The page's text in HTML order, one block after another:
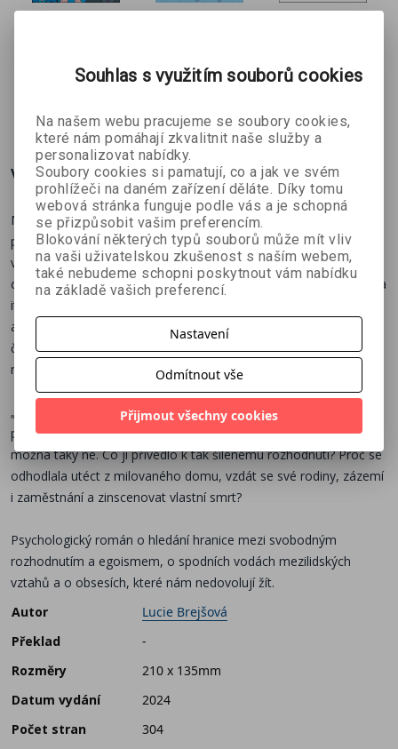
mezilidských vztahů a o obsesích, které nám nedovolují
Pralovszký
Iva Lecká
Více o knize
Marie žije ve čtvrti Belleville, kde se narodila Edith Piaf a kde na
patnáct Pařížanů připadá jedna pekárna. Své dospělé děti vídá o
víkendech, ztřeštěnou kamarádku Evu ve čtvrtek a na výstavy
chodí s Monikou, kolegyní z překladatelské agentury. Závislost na
italské kávě a rebarborových dortících neřeší, partnera si nehledá
a poklidný život padesátnice si zpestřuje čtením cestovatelských
časopisů a sněním o dalekých krajinách. Až do dne, kdy se
rozhodne ze svého života zmizet.
„Zbláznila ses?!“ vyhrkne Eva, když jí dojde, že si její nejlepší
přítelkyně nedělá legraci. Ano, Marie se možná zbláznila. Ale
možná taky ne. Co ji přivedlo k tak šílenému rozhodnutí? Proč se
odhodlala utéct z milovaného domu, vzdát se své rodiny, zázemí
i zaměstnání a zinscenovat vlastní smrt?
Psychologický román o hledání hranice mezi svobodným
rozhodnutím a egoismem, o spodních vodách mezilidských
vztahů a o obsesích, které nám nedovolují žít.
Autor
Lucie Brejšová
Překlad
-
Rozměry
210 x 135mm
Datum vydání
2024
Počet stran
304
Souhlas s využitím souborů cookies
Na našem webu pracujeme se soubory cookies,
které nám pomáhají zkvalitnit naše služby a
personalizovat nabídky.
Soubory cookies si pamatují, co a jak ve svém
prohlížeči na daném zařízení děláte. Díky tomu
webová stránka funguje podle vás a je schopná
se přizpůsobit vašim preferencím.
Blokování některých typů souborů může mít vliv
na vaši uživatelskou zkušenost s naším webem,
také nebudeme schopni poskytnout vám nabídku
na základě vašich preferencí.
Nastavení
Odmítnout vše
Přijmout všechny cookies